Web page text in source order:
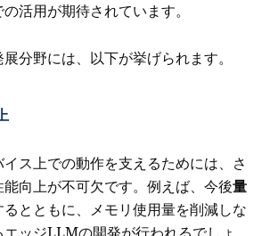
活用が期待されています。
分野には、以下が挙げられます。
ス上での動作を支えるためには、さ
向上が不可欠です。例えば、今後量
るとともに、メモリ使用量を削減しな